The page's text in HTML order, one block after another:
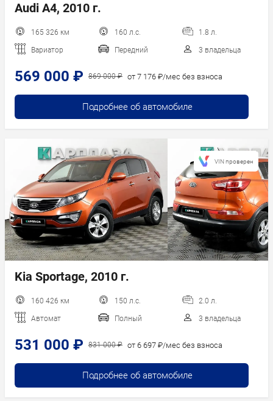
Audi A4, 2010 г.
165 326 км 160 л.с. 1.8 л.
Вариатор Передний 3 владельца
569 000 ₽ 869 000 ₽ от 7 176 ₽/мес без взноса
Подробнее об автомобиле
Kia Sportage, 2010 г.
160 426 км 150 л.с. 2.0 л.
Автомат Полный 3 владельца
531 000 ₽ 831 000 ₽ от 6 697 ₽/мес без взноса
Подробнее об автомобиле
VIN проверен